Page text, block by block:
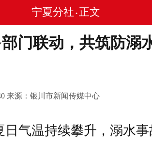
宁夏分社 • 正文
门联动，共筑防溺
来源：银川市新闻传媒中心
气温持续攀升，溺水事